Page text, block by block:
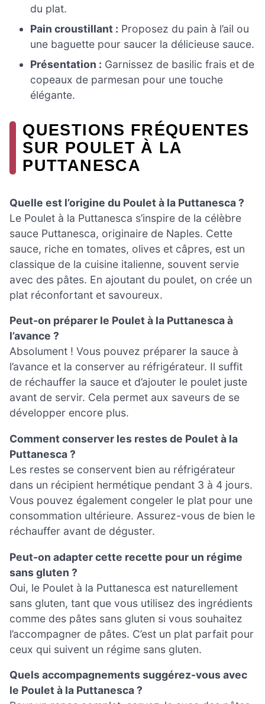
du plat.
Pain croustillant : Proposez du pain à l’ail ou
une baguette pour saucer la délicieuse sauce.
Présentation : Garnissez de basilic frais et de
copeaux de parmesan pour une touche
élégante.
QUESTIONS FRÉQUENTES
SUR POULET À LA
PUTTANESCA
Quelle est l’origine du Poulet à la Puttanesca ?
Le Poulet à la Puttanesca s’inspire de la célèbre
sauce Puttanesca, originaire de Naples. Cette
sauce, riche en tomates, olives et câpres, est un
classique de la cuisine italienne, souvent servie
avec des pâtes. En ajoutant du poulet, on crée un
plat réconfortant et savoureux.
Peut-on préparer le Poulet à la Puttanesca à
l’avance ?
Absolument ! Vous pouvez préparer la sauce à
l’avance et la conserver au réfrigérateur. Il suffit
de réchauffer la sauce et d’ajouter le poulet juste
avant de servir. Cela permet aux saveurs de se
développer encore plus.
Comment conserver les restes de Poulet à la
Puttanesca ?
Les restes se conservent bien au réfrigérateur
dans un récipient hermétique pendant 3 à 4 jours.
Vous pouvez également congeler le plat pour une
consommation ultérieure. Assurez-vous de bien le
réchauffer avant de déguster.
Peut-on adapter cette recette pour un régime
sans gluten ?
Oui, le Poulet à la Puttanesca est naturellement
sans gluten, tant que vous utilisez des ingrédients
comme des pâtes sans gluten si vous souhaitez
l’accompagner de pâtes. C’est un plat parfait pour
ceux qui suivent un régime sans gluten.
Quels accompagnements suggérez-vous avec
le Poulet à la Puttanesca ?